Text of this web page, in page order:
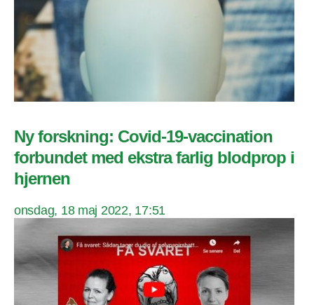
Ny forskning: Covid-19-vaccination
forbundet med ekstra farlig blodprop i
hjernen
onsdag, 18 maj 2022, 17:51